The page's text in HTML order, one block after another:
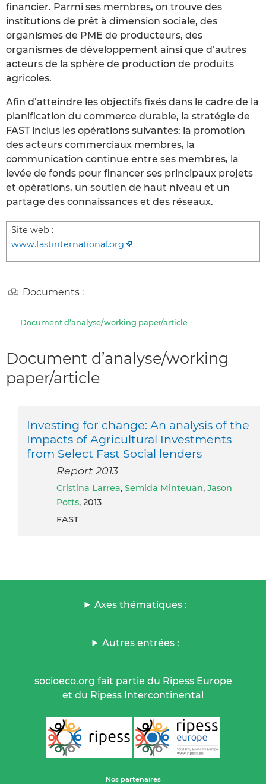
financier. Parmi ses membres, on trouve des
institutions de prêt à dimension sociale, des
organismes de PME de producteurs, des
organismes de développement ainsi que d’autres
acteurs de la sphère de production de produits
agricoles.
Afin d’atteindre les objectifs fixés dans le cadre de la
planification du commerce durable, la stratégie de
FAST inclus les opérations suivantes: la promotion
des acteurs commerciaux membres, la
communication continue entre ses membres, la
levée de fonds pour financer ses principaux projets
et opérations, un soutien de haut niveau et un
partage des connaissances et des réseaux.
Site web :
www.fastinternational.org
Documents :
Document d’analyse/working paper/article
Document d’analyse/working
paper/article
Investing for change: An analysis of the
Impacts of Agricultural Investments
from Select Fast Social lenders
Report 2013
Cristina Larrea, Semida Minteuan, Jason
Potts, 2013
FAST
Axes thématiques :
Autres entrées :
socioeco.org fait partie du Ripess Europe
et du Ripess Intercontinental
Nos partenaires